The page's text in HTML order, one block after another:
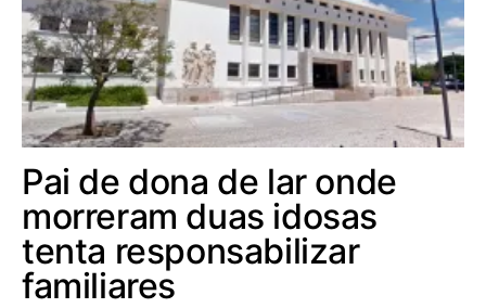
Pai de dona de lar onde
morreram duas idosas
tenta responsabilizar
familiares